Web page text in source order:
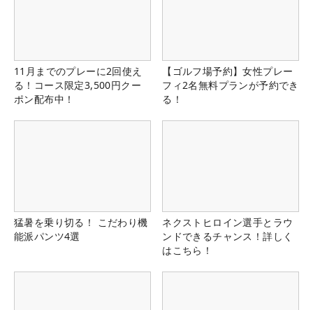
11月までのプレーに2回使え
る！コース限定3,500円クー
ポン配布中！
【ゴルフ場予約】女性プレー
フィ2名無料プランが予約でき
る！
猛暑を乗り切る！ こだわり機
能派パンツ4選
ネクストヒロイン選手とラウ
ンドできるチャンス！詳しく
はこちら！